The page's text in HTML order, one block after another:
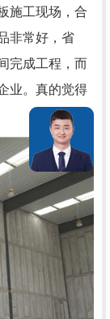
施工现场，合
非常好，省
完成工程，而
业。真的觉得